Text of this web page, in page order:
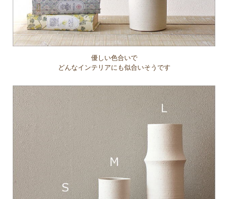
優しい色合いで
どんなインテリアにも似合いそうです